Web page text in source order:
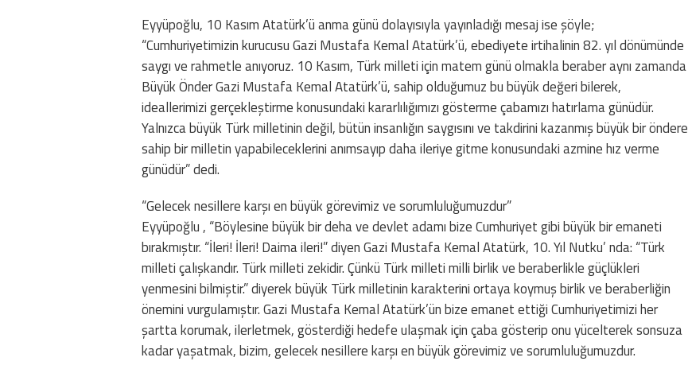
Eyyüpoğlu, 10 Kasım Atatürk’ü anma günü dolayısıyla yayınladığı mesaj ise şöyle;
“Cumhuriyetimizin kurucusu Gazi Mustafa Kemal Atatürk’ü, ebediyete irtihalinin 82. yıl dönümünde
saygı ve rahmetle anıyoruz. 10 Kasım, Türk milleti için matem günü olmakla beraber aynı zamanda
Büyük Önder Gazi Mustafa Kemal Atatürk’ü, sahip olduğumuz bu büyük değeri bilerek,
ideallerimizi gerçekleştirme konusundaki kararlılığımızı gösterme çabamızı hatırlama günüdür.
Yalnızca büyük Türk milletinin değil, bütün insanlığın saygısını ve takdirini kazanmış büyük bir öndere
sahip bir milletin yapabileceklerini anımsayıp daha ileriye gitme konusundaki azmine hız verme
günüdür” dedi.
“Gelecek nesillere karşı en büyük görevimiz ve sorumluluğumuzdur”
Eyyüpoğlu , “Böylesine büyük bir deha ve devlet adamı bize Cumhuriyet gibi büyük bir emaneti
bırakmıştır. “İleri! İleri! Daima ileri!” diyen Gazi Mustafa Kemal Atatürk, 10. Yıl Nutku’ nda: “Türk
milleti çalışkandır. Türk milleti zekidir. Çünkü Türk milleti milli birlik ve beraberlikle güçlükleri
yenmesini bilmiştir.” diyerek büyük Türk milletinin karakterini ortaya koymuş birlik ve beraberliğin
önemini vurgulamıştır. Gazi Mustafa Kemal Atatürk’ün bize emanet ettiği Cumhuriyetimizi her
şartta korumak, ilerletmek, gösterdiği hedefe ulaşmak için çaba gösterip onu yücelterek sonsuza
kadar yaşatmak, bizim, gelecek nesillere karşı en büyük görevimiz ve sorumluluğumuzdur.